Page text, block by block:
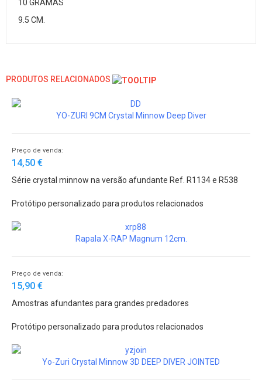
10 GRAMAS
9.5 CM.
PRODUTOS RELACIONADOS
YO-ZURI 9CM Crystal Minnow Deep Diver
Preço de venda:
14,50 €
Série crystal minnow na versão afundante Ref. R1134 e R538
Protótipo personalizado para produtos relacionados
Rapala X-RAP Magnum 12cm.
Preço de venda:
15,90 €
Amostras afundantes para grandes predadores
Protótipo personalizado para produtos relacionados
Yo-Zuri Crystal Minnow 3D DEEP DIVER JOINTED